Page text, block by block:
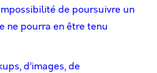
de poursuivre un
ne pourra en être tenu
d’images, de